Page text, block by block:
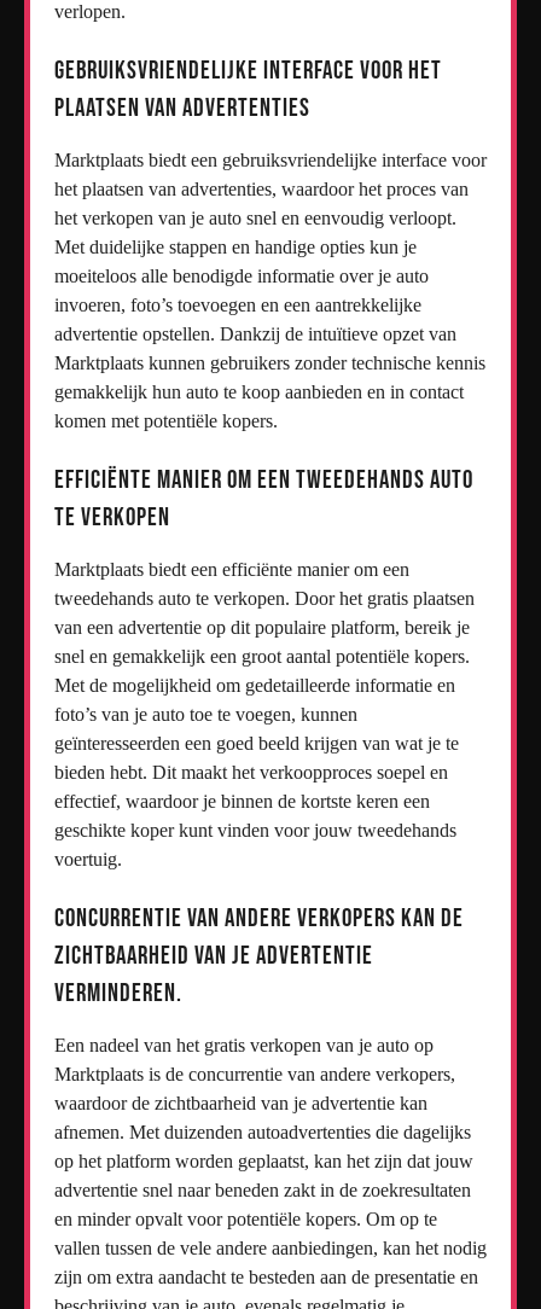
verlopen.
Gebruiksvriendelijke interface voor het
plaatsen van advertenties
Marktplaats biedt een gebruiksvriendelijke interface voor
het plaatsen van advertenties, waardoor het proces van
het verkopen van je auto snel en eenvoudig verloopt.
Met duidelijke stappen en handige opties kun je
moeiteloos alle benodigde informatie over je auto
invoeren, foto’s toevoegen en een aantrekkelijke
advertentie opstellen. Dankzij de intuïtieve opzet van
Marktplaats kunnen gebruikers zonder technische kennis
gemakkelijk hun auto te koop aanbieden en in contact
komen met potentiële kopers.
Efficiënte manier om een tweedehands auto
te verkopen
Marktplaats biedt een efficiënte manier om een
tweedehands auto te verkopen. Door het gratis plaatsen
van een advertentie op dit populaire platform, bereik je
snel en gemakkelijk een groot aantal potentiële kopers.
Met de mogelijkheid om gedetailleerde informatie en
foto’s van je auto toe te voegen, kunnen
geïnteresseerden een goed beeld krijgen van wat je te
bieden hebt. Dit maakt het verkoopproces soepel en
effectief, waardoor je binnen de kortste keren een
geschikte koper kunt vinden voor jouw tweedehands
voertuig.
Concurrentie van andere verkopers kan de
zichtbaarheid van je advertentie
verminderen.
Een nadeel van het gratis verkopen van je auto op
Marktplaats is de concurrentie van andere verkopers,
waardoor de zichtbaarheid van je advertentie kan
afnemen. Met duizenden autoadvertenties die dagelijks
op het platform worden geplaatst, kan het zijn dat jouw
advertentie snel naar beneden zakt in de zoekresultaten
en minder opvalt voor potentiële kopers. Om op te
vallen tussen de vele andere aanbiedingen, kan het nodig
zijn om extra aandacht te besteden aan de presentatie en